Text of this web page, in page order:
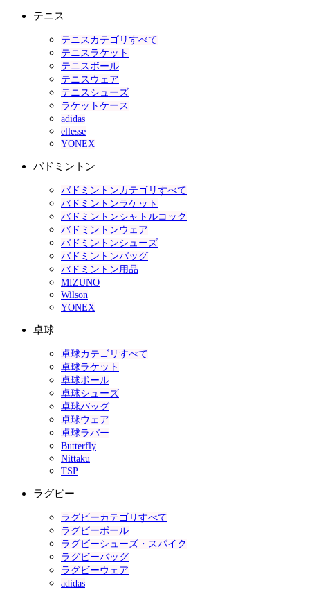
テニス
テニスカテゴリすべて
テニスラケット
テニスボール
テニスウェア
テニスシューズ
ラケットケース
adidas
ellesse
YONEX
バドミントン
バドミントンカテゴリすべて
バドミントンラケット
バドミントンシャトルコック
バドミントンウェア
バドミントンシューズ
バドミントンバッグ
バドミントン用品
MIZUNO
Wilson
YONEX
卓球
卓球カテゴリすべて
卓球ラケット
卓球ボール
卓球シューズ
卓球バッグ
卓球ウェア
卓球ラバー
Butterfly
Nittaku
TSP
ラグビー
ラグビーカテゴリすべて
ラグビーボール
ラグビーシューズ・スパイク
ラグビーバッグ
ラグビーウェア
adidas